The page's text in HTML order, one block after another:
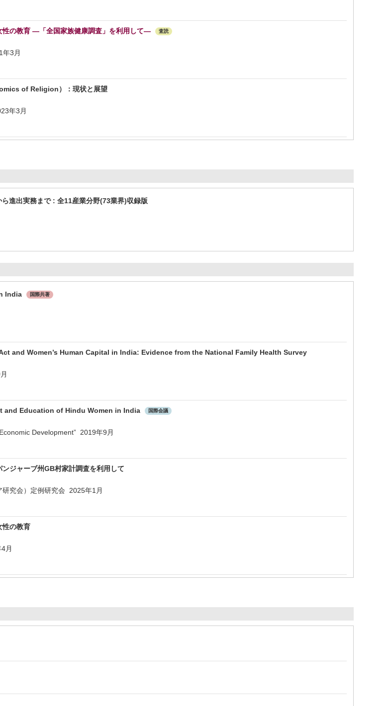
性の教育 ―「全国家族健康調査」を利用して― 査読
3月
of Religion）：現状と展望
年3月
進出実務まで : 全11産業分野(73業界)収録版
India 国際共著
and Women’s Human Capital in India: Evidence from the National Family Health Survey
and Education of Hindu Women in India 国際会議
Development” 2019年9月
ジャーブ州GB村家計調査を利用して
究会）定例研究会 2025年1月
性の教育
月